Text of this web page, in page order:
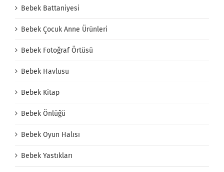
Bebek Battaniyesi
Bebek Çocuk Anne Ürünleri
Bebek Fotoğraf Örtüsü
Bebek Havlusu
Bebek Kitap
Bebek Önlüğü
Bebek Oyun Halısı
Bebek Yastıkları